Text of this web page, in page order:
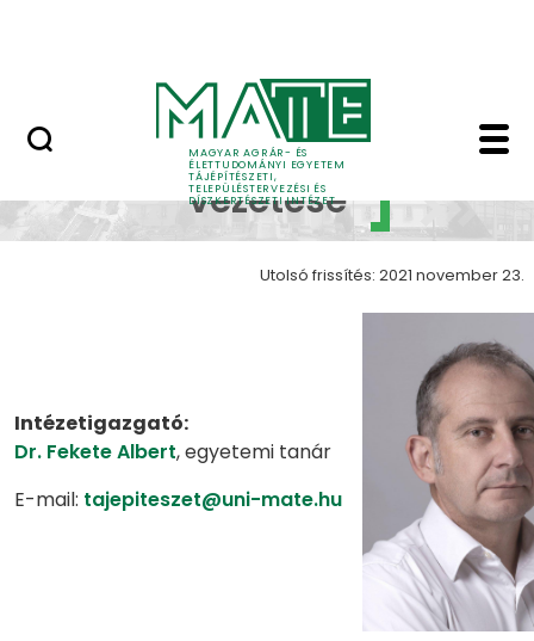
MAGYAR AGRÁR- ÉS
ÉLETTUDOMÁNYI EGYETEM
TÁJÉPÍTÉSZETI,
TELEPÜLÉSTERVEZÉSI ÉS
DÍSZKERTÉSZETI INTÉZET
Intézet vezetése -
Intézet
vezetése
Utolsó frissítés: 2021 november 23.
Intézetigazgató:
Dr. Fekete Albert, egyetemi tanár
E-mail: tajepiteszet@uni-mate.hu